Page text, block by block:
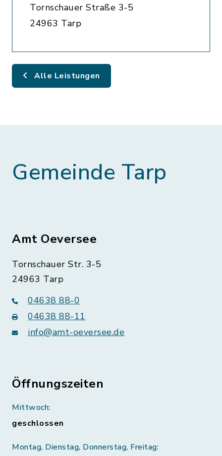
Tornschauer Straße 3-5
24963 Tarp
Alle Leistungen
Gemeinde Tarp
Amt Oeversee
Tornschauer Str. 3-5
24963 Tarp
04638 88-0
04638 88-11
info@amt-oeversee.de
Öffnungszeiten
Mittwoch:
geschlossen
Montag, Dienstag, Donnerstag, Freitag: